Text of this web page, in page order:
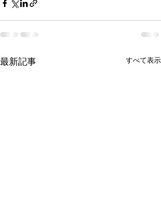
最新記事 すべて表示